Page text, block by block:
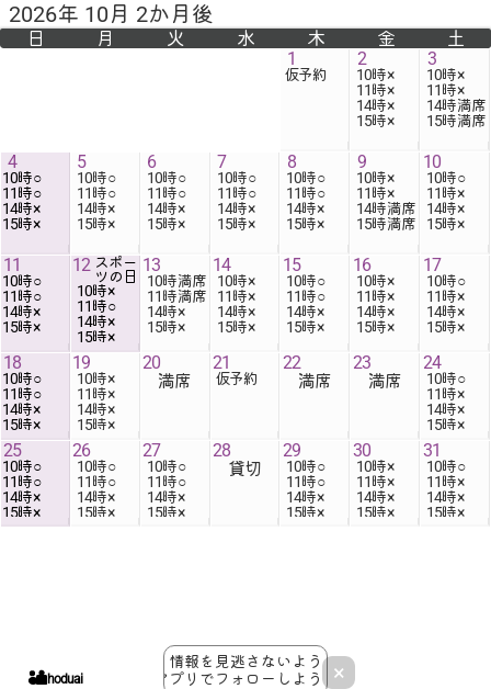
×
情報を見逃さないよう
アプリでフォローしよう！
hoduai
1
仮予約
2
10時 ×
11時 ×
14時 ×
15時×
3
10時 ×
11時 ×
14時
15時満席
4
10時
11時
14時
15時×
5
10時 ○
11時 ○
14時 ×
15時×
6
10時 ○
11時 ○
14時 ×
15時×
7
10時 ○
11時 ○
14時 ×
15時×
8
10時 ○
11時 ○
14時 ×
15時×
9
10時 ×
11時 ×
14時
15時満席
10
10時 ○
11時 ×
14時 ×
15時×
11
10時
11時
14時
15時×
12 スポー
ツの日
10時 ×
11時 ○
14時 ×
15時×
13
10時
満席
11時
満席
14時 ×
15時×
14
10時 ×
11時 ×
14時 ×
15時×
15
10時 ○
11時 ○
14時 ×
15時×
16
10時 ×
11時 ×
14時 ×
15時×
17
10時 ○
11時 ×
14時 ×
15時×
18
10時
11時
14時
15時×
19
10時 ×
11時 ×
14時 ×
15時×
20
満席
21
仮予約
22
満席
23
満席
24
10時 ○
11時 ×
14時 ×
15時×
25
10時
11時
14時
15時×
26
10時 ○
11時 ○
14時 ×
15時×
27
10時 ○
11時 ○
14時 ×
15時×
28
貸切
29
10時 ○
11時 ○
14時 ×
15時×
30
10時 ×
11時 ×
14時 ×
15時×
31
10時 ○
11時 ×
14時 ×
15時×
2026年 10月 2か月後
日 月 火 水 木 金 土